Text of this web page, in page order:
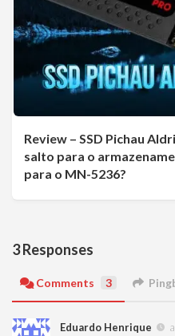
Review – SSD Pichau
salto para o
para o MN-5236?
3 Responses
Comments 3
Eduardo Henrique